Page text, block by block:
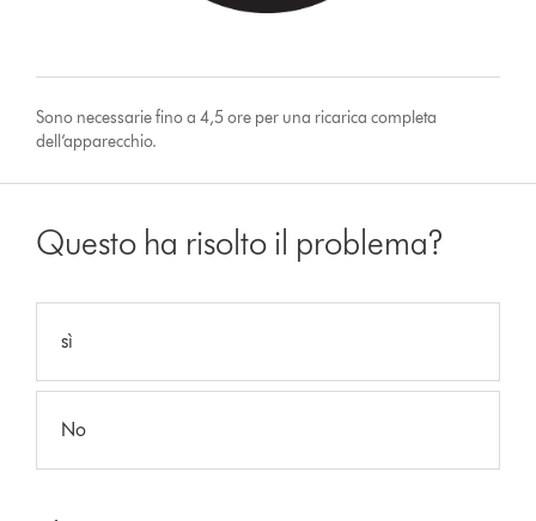
Sono necessarie fino a 4,5 ore per una ricarica completa
dell’apparecchio.
Questo ha risolto il problema?
sì
No